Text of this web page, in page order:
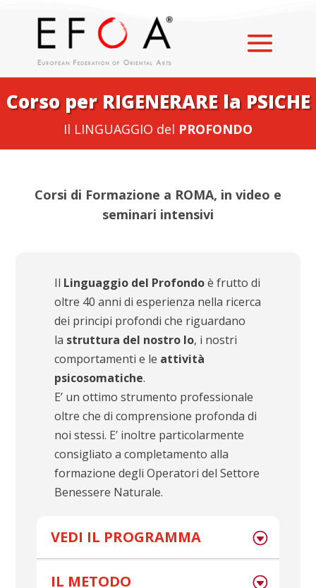
Corso per RIGENERARE la PSICHE
Il LINGUAGGIO del PROFONDO
Corsi di Formazione a ROMA, in video e
seminari intensivi
Il Linguaggio del Profondoè frutto di
oltre 40 anni di esperienza nella ricerca
dei principi profondi che riguardano
la struttura del nostro Io, i nostri
comportamenti e le attività
psicosomatiche.
E’ un ottimo strumento professionale
oltre che di comprensione profonda di
noi stessi. E’ inoltre particolarmente
consigliato a completamento alla
formazione degli Operatori del Settore
Benessere Naturale.
VEDI IL PROGRAMMA
IL METODO